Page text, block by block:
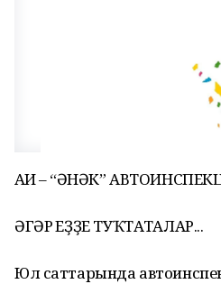
ҺАИ – “ҺӘНӘК”
ӘГӘР ҺЕҘҘЕ ТУҠТАТҺАЛАР...
Юл саттарында